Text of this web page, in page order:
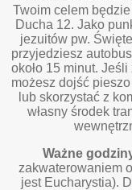
Twoim celem
Ducha 12. Jako
jezuitów pw.
przyjedziesz
około 15 minut.
możesz dojść
lub skorzystać z
własny środek
Ważne
zakwaterowaniem
jest Eucharystia).